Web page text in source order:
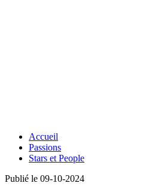
Accueil
Passions
Stars et People
Publié le 09-10-2024